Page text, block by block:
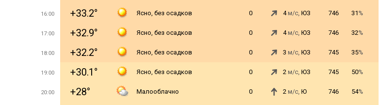
16:00 +33.2° Ясно, без осадков 0 4м/с, ЮЗ 746 31 %
17:00 +32.9° Ясно, без осадков 0 4м/с, ЮЗ 746 32%
18:00 +32.2° Ясно, без осадков 0 3 м/с, ЮЗ 745 35%
19:00 +30.1° Ясно, без осадков 0 2 м/с, ЮЗ 745 50%
20:00 +28° Малооблачно 0 2 м/с, Ю 746 54%